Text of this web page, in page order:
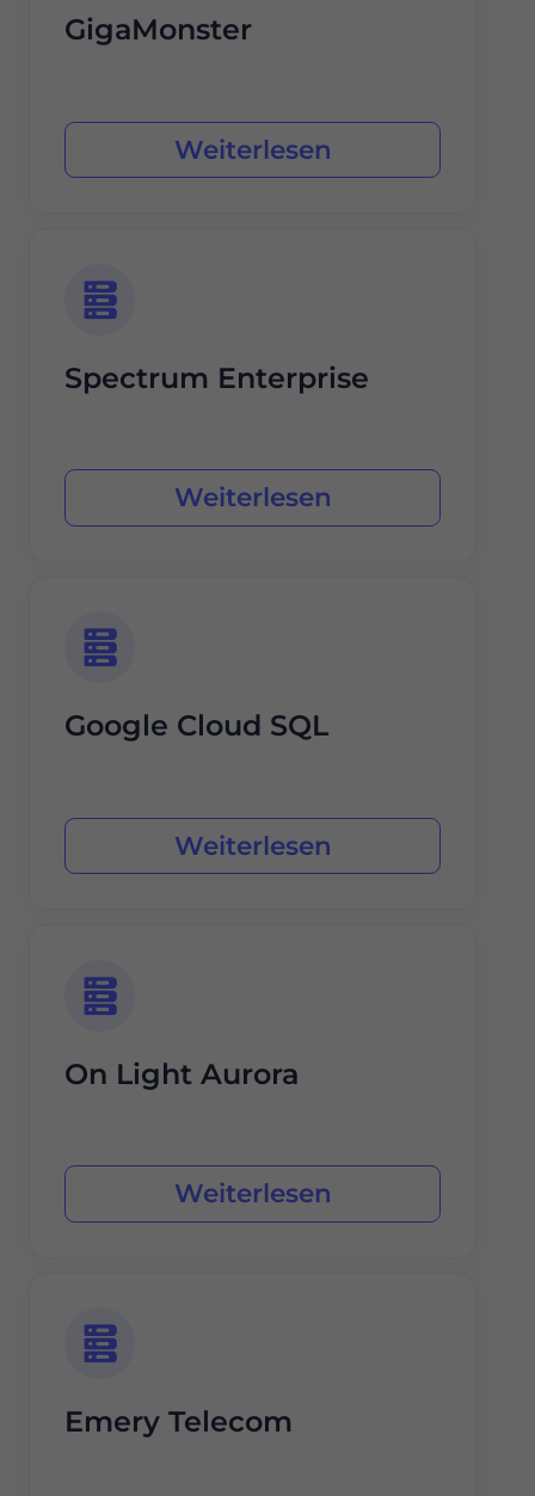
GigaMonster
Weiterlesen
Spectrum Enterprise
Weiterlesen
Google Cloud SQL
Weiterlesen
On Light Aurora
Weiterlesen
Emery Telecom